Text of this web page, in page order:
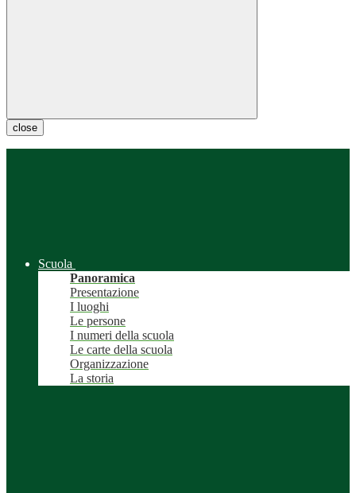
close
Scuola
Panoramica
Presentazione
I luoghi
Le persone
I numeri della scuola
Le carte della scuola
Organizzazione
La storia